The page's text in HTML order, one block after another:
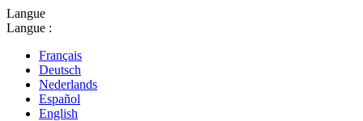
Langue
Langue :
Français
Deutsch
Nederlands
Español
English